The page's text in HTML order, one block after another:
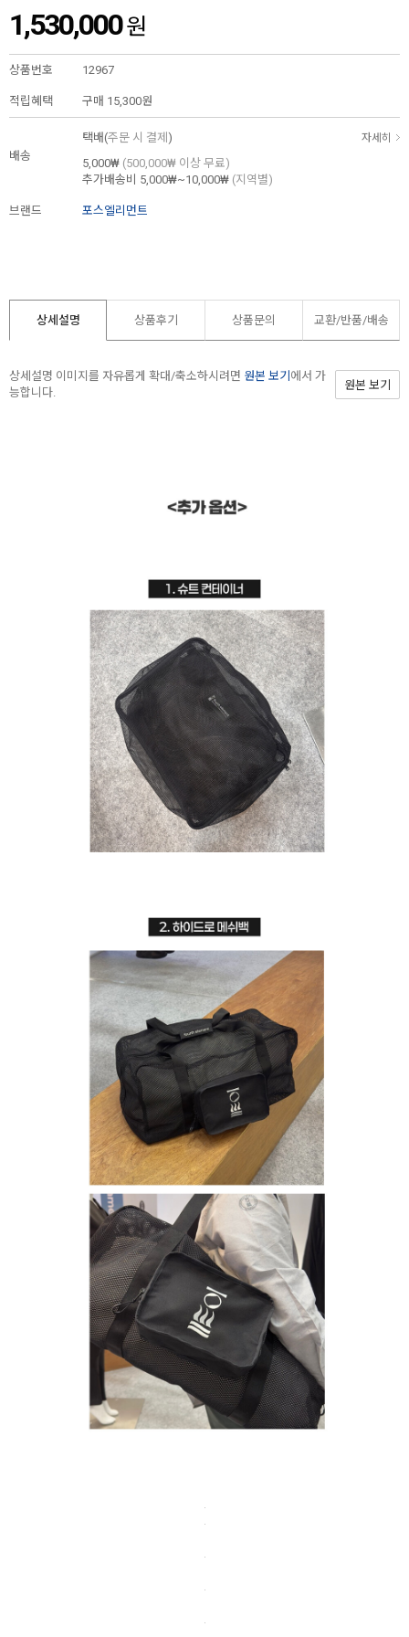
1,530,000원
상품번호 12967
적립혜택 구매 15,300원
배송
택배(주문 시 결제 ) 자세히
5,000₩ (500,000₩ 이상 무료)
추가배송비
5,000₩~10,000₩ (지역별)
브랜드 포스엘리먼트
상세설명 상품후기 상품문의 교환/반품/배송
상세설명 이미지를 자유롭게 확대/축소하시려면 원본 보기 에서 가
능합니다.
원본 보기